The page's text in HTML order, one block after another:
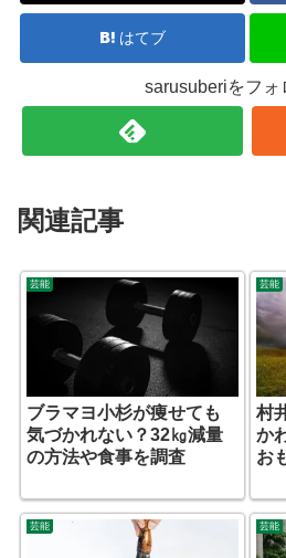
はてブ
sarusuberiをフォ
関連記事
芸能
ブラマヨ小杉が痩せても
気づかれない？32㎏減量
の方法や食事を調査
芸能
村
か
お
芸能 芸能